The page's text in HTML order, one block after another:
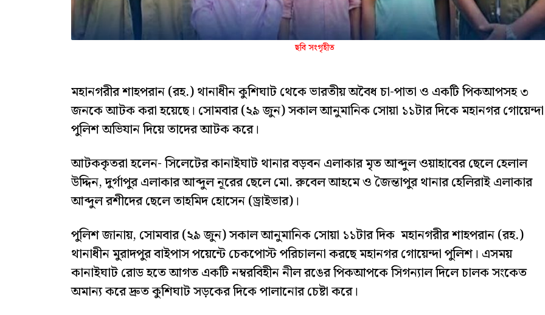
ছবি সংগৃহীত
মহানগরীর শাহপরান (রহ.) থানাধীন কুশিঘাট থেকে ভারতীয় অবৈধ চা-পাতা ও একটি পিকআপসহ ৩
জনকে আটক করা হয়েছে। সোমবার (২৯ জুন) সকাল আনুমানিক সোয়া ১১টার দিকে মহানগর গোয়েন্দা
পুলিশ অভিযান দিয়ে তাদের আটক করে।
আটককৃতরা হলেন- সিলেটের কানাইঘাট থানার বড়বন এলাকার মৃত আব্দুল ওয়াহাবের ছেলে হেলাল
উদ্দিন, দুর্গাপুর এলাকার আব্দুল নূরের ছেলে মো. রুবেল আহমে ও জৈন্তাপুর থানার হেলিরাই এলাকার
আব্দুল রশীদের ছেলে তাহমিদ হোসেন (ড্রাইভার)।
পুলিশ জানায়, সোমবার (২৯ জুন) সকাল আনুমানিক সোয়া ১১টার দিক মহানগরীর শাহপরান (রহ.)
থানাধীন মুরাদপুর বাইপাস পয়েন্টে চেকপোস্ট পরিচালনা করছে মহানগর গোয়েন্দা পুলিশ। এসময়
কানাইঘাট রোড হতে আগত একটি নম্বরবিহীন নীল রঙের পিকআপকে সিগন্যাল দিলে চালক সংকেত
অমান্য করে দ্রুত কুশিঘাট সড়কের দিকে পালানোর চেষ্টা করে।